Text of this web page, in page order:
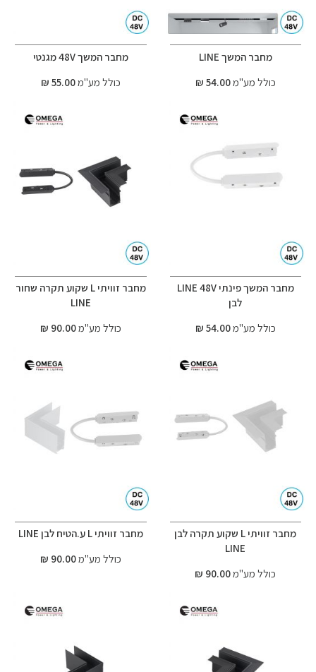
מחבר המשך LINE
כולל מע"מ54.00 ₪
מחבר המשך 48V מגנטי
כולל מע"מ55.00 ₪
מחבר המשך פינתי LINE 48V
לבן
כולל מע"מ54.00 ₪
מחבר זוויתי L שקוע תקרה שחור
LINE
כולל מע"מ90.00 ₪
מחבר זוויתי L שקוע תקרה לבן
LINE
כולל מע"מ90.00 ₪
מחבר זוויתי L ע.הטיח לבן LINE
כולל מע"מ90.00 ₪